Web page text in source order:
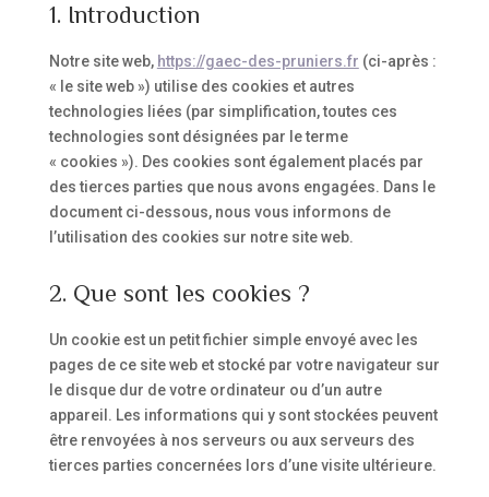
1. Introduction
Notre site web, https://gaec-des-pruniers.fr (ci-après :
« le site web ») utilise des cookies et autres
technologies liées (par simplification, toutes ces
technologies sont désignées par le terme
« cookies »). Des cookies sont également placés par
des tierces parties que nous avons engagées. Dans le
document ci-dessous, nous vous informons de
l’utilisation des cookies sur notre site web.
2. Que sont les cookies ?
Un cookie est un petit fichier simple envoyé avec les
pages de ce site web et stocké par votre navigateur sur
le disque dur de votre ordinateur ou d’un autre
appareil. Les informations qui y sont stockées peuvent
être renvoyées à nos serveurs ou aux serveurs des
tierces parties concernées lors d’une visite ultérieure.